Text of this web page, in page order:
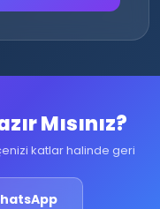
Mısınız?
katlar halinde geri